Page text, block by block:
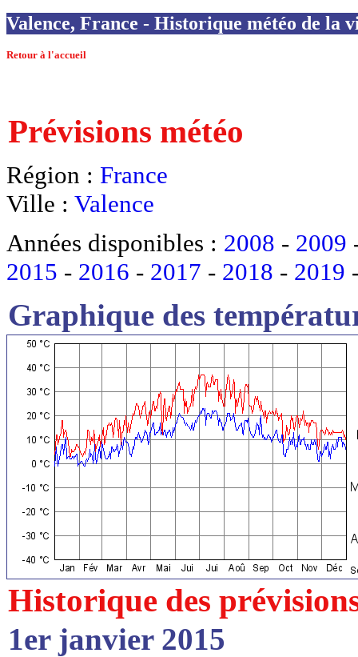
Valence, France - Historique météo de la
Retour à l'accueil
Prévisions météo
Région : France
Ville : Valence
Années disponibles : 2008 - 2009
2015 - 2016 - 2017 - 2018 - 2019
Graphique des
Historique des
1er janvier 2015